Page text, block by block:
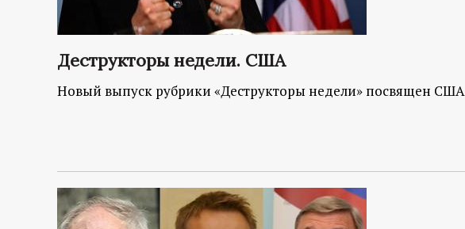
Деструкторы недели. США
Новый выпуск рубрики «Деструкторы недели» посвящен США